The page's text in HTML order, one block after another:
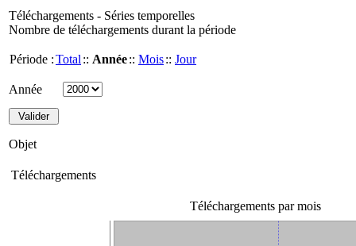
Téléchargements - Séries temporelles
Nombre de téléchargements durant la période
Période :Total :: Année:: Mois:: Jour
Année
Objet
Téléchargements
Téléchargements par mois